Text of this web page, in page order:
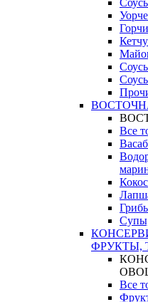
Все
ФРУКТЫ,
Все